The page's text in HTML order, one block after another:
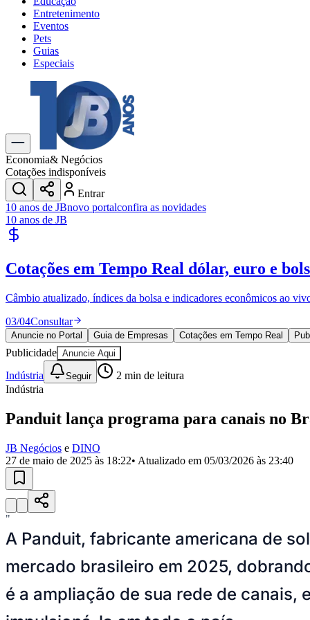
Entretenimento
Eventos
Pets
Guias
Especiais
Explore Tudo
Últimas Notícias
Previsão do Tempo
Trânsito e Rotas
Dia a Dia & Lazer
Transportes
Gastronomia
Cinema & Shows
JogosNovo
Para Sua Empresa
Cadastrar Empresa
Divulgar VagasNovo
Publicidade Legal
Política
Eleições
Esportes
Saúde
Segurança
Cultura
Meio Ambiente
Educação
Selecione sua região
Aldeia Aldeia da Serra
MilitarItapevi
Cristina
Jardim Maria Helena Jardim Paraíso Jardim
AldeinhaOsascoParque dos Camargos Parque ImperialParque Santa
Para Sua Empresa
Anuncie no Portal
Guia de Empresas
Divulgar VagasNovo
Economia& Negócios
Cotações indisponíveis
Entrar
10 anos de JBnovo portalconfira as novidades
10 anos de JB
Cotações em Tempo Real dólar, euro e
Câmbio atualizado, índices da bolsa e indicadores econômicos ao
03/04Consultar
Anuncie no Portal Guia de Empresas Cotações em Tempo Real
Publicidade Anuncie Aqui
Indústria Seguir 2 min de leitura
Indústria
Panduit lança programa para canais no
JB Negócios e DINO
27 de maio de 2025 às 18:22• Atualizado em 05/03/2026 às 23:40
"
A Panduit, fabricante americana de
mercado brasileiro em 2025,
é a ampliação de sua rede de canais,